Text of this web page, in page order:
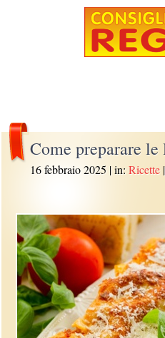
Come preparare le
16 febbraio 2025 | in:Ricette